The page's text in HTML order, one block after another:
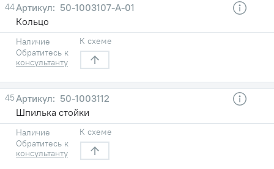
44
50-1003107-А-01
Кольцо
Наличие
Обратитесь к
консультанту
К схеме
45
50-1003112
Шпилька стойки
Наличие
Обратитесь к
консультанту
К схеме